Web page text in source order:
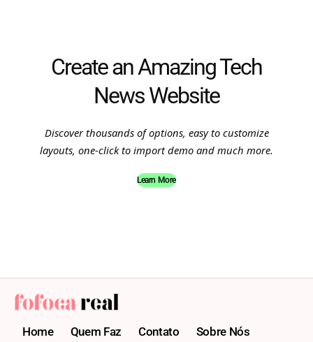
Create an Amazing Tech
News Website
Discover thousands of options, easy to customize
layouts, one-click to import demo and much more.
Learn More
Home Quem Faz Contato Sobre Nós